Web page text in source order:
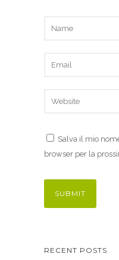
Salva il mio
browser per la
RECENT POSTS